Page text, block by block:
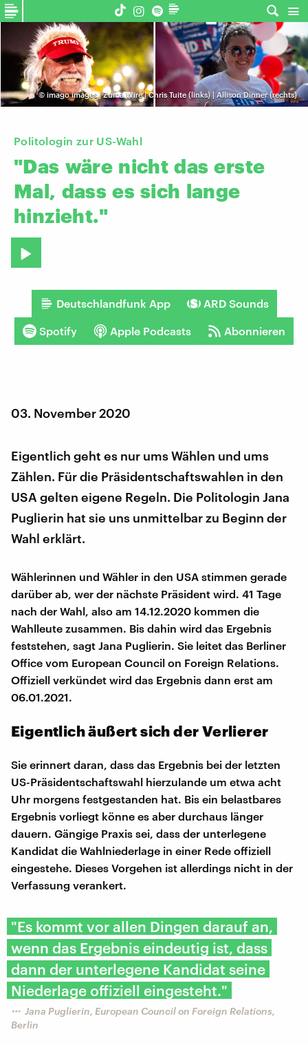
© imago images | Zuma Wire | Chris Tuite (links) | Allison Dinner (rechts)
Politologin zur US-Wahl
"Das wäre nicht das erste
Mal, dass es sich lange
hinzieht."
Deutschlandfunk App ARD Sounds
Spotify Apple Podcasts Abonnieren
03. November 2020
Eigentlich geht es nur ums Wählen und ums
Zählen. Für die Präsidentschaftswahlen in den
USA gelten eigene Regeln. Die Politologin Jana
Puglierin hat sie uns unmittelbar zu Beginn der
Wahl erklärt.
Wählerinnen und Wähler in den USA stimmen gerade
darüber ab, wer der nächste Präsident wird. 41 Tage
nach der Wahl, also am 14.12.2020 kommen die
Wahlleute zusammen. Bis dahin wird das Ergebnis
feststehen, sagt Jana Puglierin. Sie leitet das Berliner
Office vom European Council on Foreign Relations.
Offiziell verkündet wird das Ergebnis dann erst am
06.01.2021.
Eigentlich äußert sich der Verlierer
Sie erinnert daran, dass das Ergebnis bei der letzten
US-Präsidentschaftswahl hierzulande um etwa acht
Uhr morgens festgestanden hat. Bis ein belastbares
Ergebnis vorliegt könne es aber durchaus länger
dauern. Gängige Praxis sei, dass der unterlegene
Kandidat die Wahlniederlage in einer Rede offiziell
eingestehe. Dieses Vorgehen ist allerdings nicht in der
Verfassung verankert.
"Es kommt vor allen Dingen darauf an,
wenn das Ergebnis eindeutig ist, dass
dann der unterlegene Kandidat seine
Niederlage offiziell eingesteht."
Jana Puglierin, European Council on Foreign Relations,
Berlin